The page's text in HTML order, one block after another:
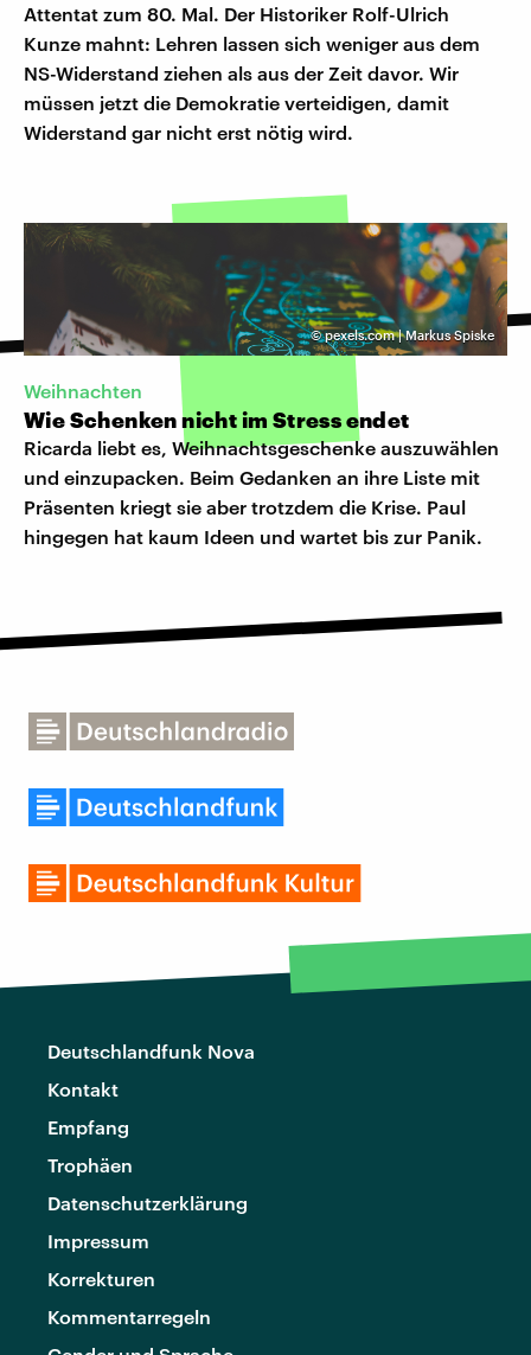
Attentat zum 80. Mal. Der Historiker Rolf-Ulrich
Kunze mahnt: Lehren lassen sich weniger aus dem
NS-Widerstand ziehen als aus der Zeit davor. Wir
müssen jetzt die Demokratie verteidigen, damit
Widerstand gar nicht erst nötig wird.
©pexels.com | Markus Spiske
Weihnachten
Wie Schenken nicht im Stress endet
Ricarda liebt es, Weihnachtsgeschenke auszuwählen
und einzupacken. Beim Gedanken an ihre Liste mit
Präsenten kriegt sie aber trotzdem die Krise. Paul
hingegen hat kaum Ideen und wartet bis zur Panik.
Deutschlandfunk Nova
Kontakt
Empfang
Trophäen
Datenschutzerklärung
Impressum
Korrekturen
Kommentarregeln